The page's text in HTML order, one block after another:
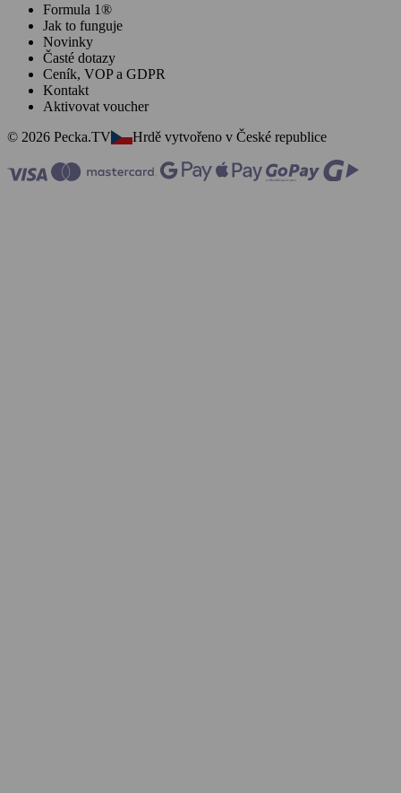
Formula 1®
Jak to funguje
Novinky
Časté dotazy
Ceník, VOP a GDPR
Kontakt
Aktivovat voucher
© 2026 Pecka.TV
Hrdě vytvořeno v České republice